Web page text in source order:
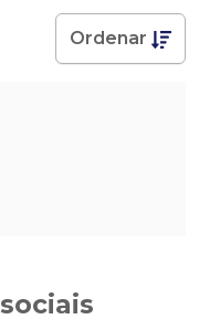
Ordenar